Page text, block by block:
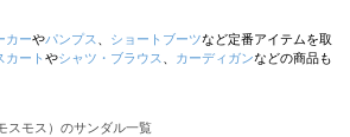
カーやパンプス ショートブーツなど定番アイテムを取
カート やシャツ・ブラウス カーディガンなどの商品も
スモス）のサンダル一覧